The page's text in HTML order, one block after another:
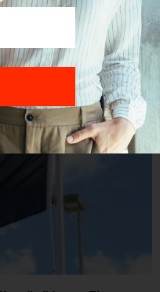
se omogućava dalje
sa pravnim tekovinama
predvi...